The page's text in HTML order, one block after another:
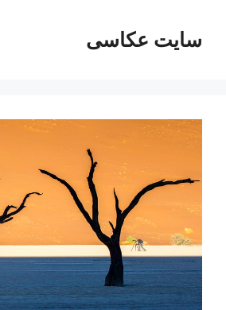
محتواسایت عکاسی